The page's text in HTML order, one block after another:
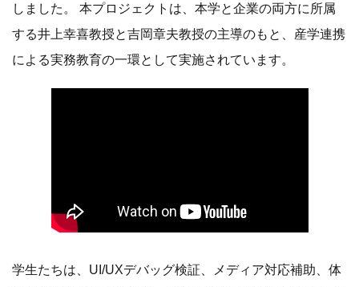
しました。 本プロジェクトは、本学と企業の両方に所属
する井上幸喜教授と吉岡章夫教授の主導のもと、産学連携
による実務教育の一環として実施されています。
学生たちは、UI/UXデバッグ検証、メディア対応補助、体